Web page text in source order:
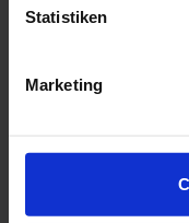
Statistiken
Marketing
Fax:
Montag: 08:00 -
Donnerstag: 08:00
Freitag: 08:00 -
Termine und